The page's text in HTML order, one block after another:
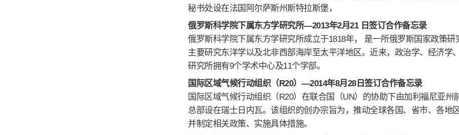
秘书处设在法国阿尔萨斯州斯特拉斯堡，
俄罗斯科学院下属东方学研究所—2013年2月21 日签订合作备忘录
俄罗斯科学院下属东方学研究所成立于1818年， 是一所俄罗斯国家政策研
主要研究东洋学以及北非西部海岸至太平洋地区。近来，政治学、经济学
研究所拥有9个学术中心及11个学部。
国际区域气候行动组织（R20）—2014年8月28日签订合作备忘录
国际区域气候行动组织（R20）在联合国（UN）的协助下由加利福尼亚州
总部设在瑞士日内瓦。该组织的创办宗旨为，推动全球各国、省市、各地
并制定相关政策、实施具体措施。